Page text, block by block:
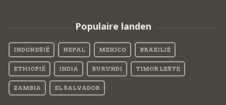
Populaire landen
INDONESIË NEPAL MEXICO BRAZILIË
ETHIOPIË INDIA BURUNDI TIMOR LESTE
ZAMBIA EL SALVADOR